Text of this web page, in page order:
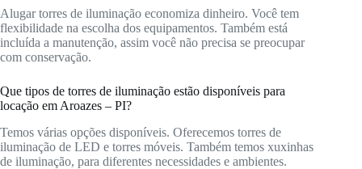
Alugar torres de iluminação economiza dinheiro. Você tem
flexibilidade na escolha dos equipamentos. Também está
incluída a manutenção, assim você não precisa se preocupar
com conservação.
Que tipos de torres de iluminação estão disponíveis para
locação em Aroazes – PI?
Temos várias opções disponíveis. Oferecemos torres de
iluminação de LED e torres móveis. Também temos xuxinhas
de iluminação, para diferentes necessidades e ambientes.